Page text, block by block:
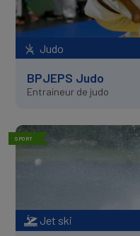
Judo
BPJEPS Judo
Entraineur de judo
SPORT
Jet ski